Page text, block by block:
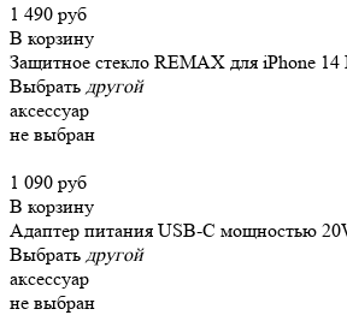
1 490 руб
В корзину
Защитное стекло REMAX для iPhone 14
Выбрать другой
аксессуар
не выбран
1 090 руб
В корзину
Адаптер питания USB-C мощностью
Выбрать другой
аксессуар
не выбран